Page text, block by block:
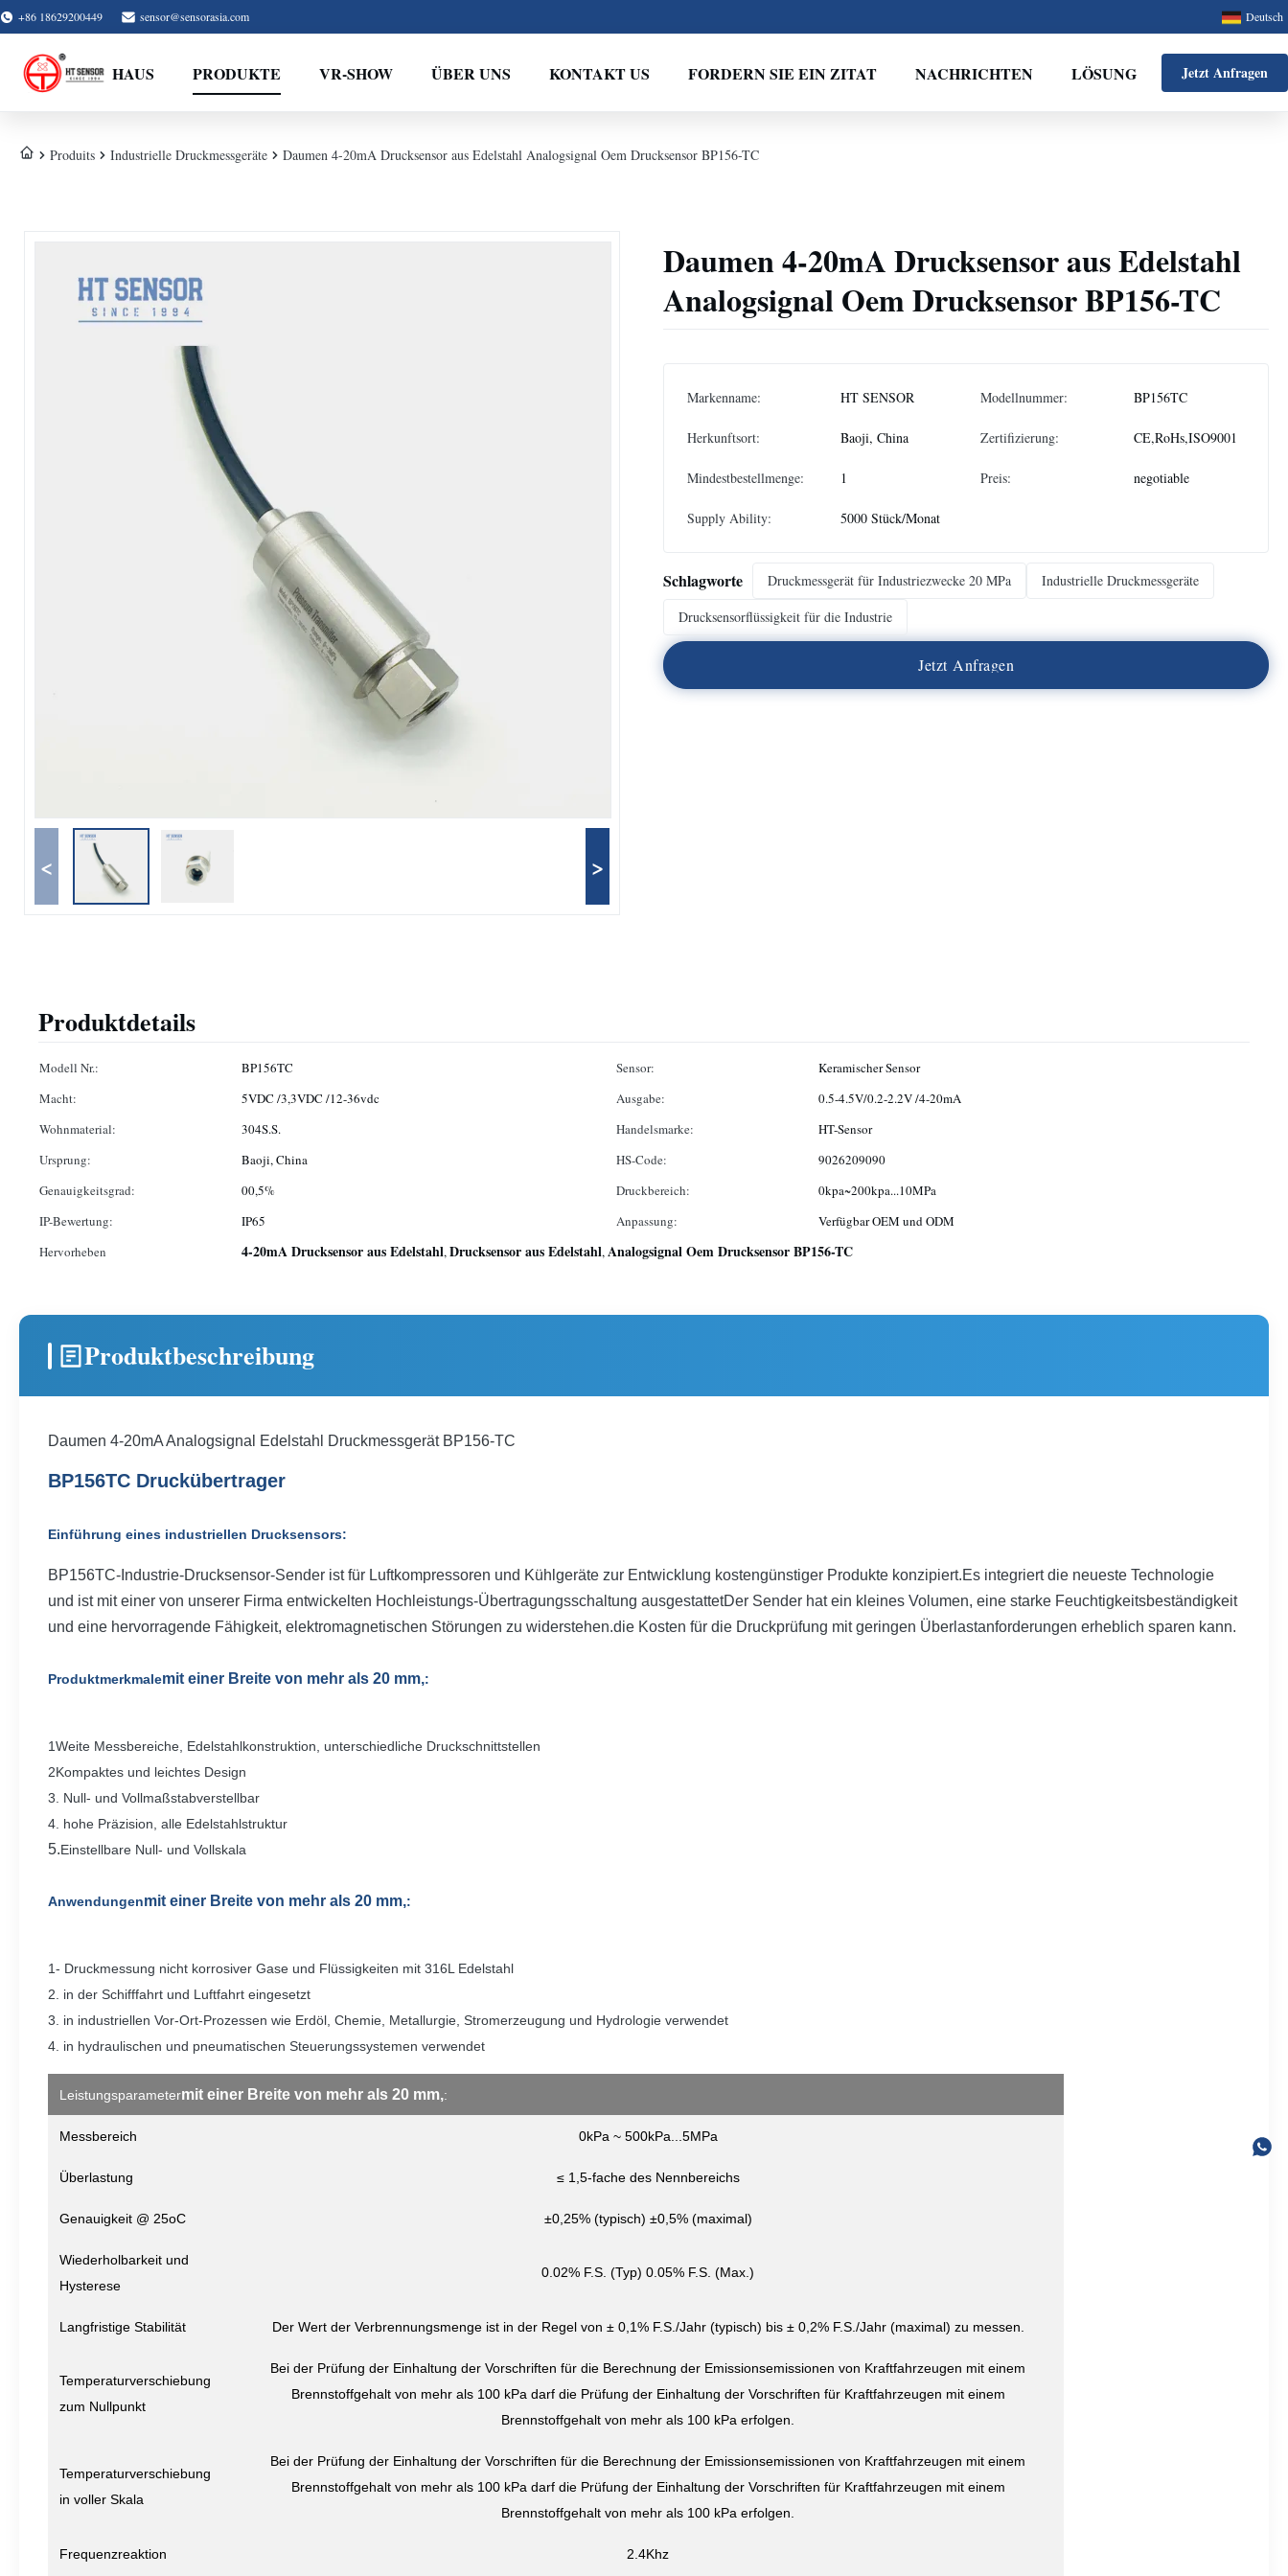
+86 18629200449 sensor@sensorasia.com Deutsch
HAUS PRODUKTE VR-SHOW ÜBER UNS KONTAKT US FORDERN SIE EIN ZITAT NACHRICHTEN LÖSUNG Jetzt Anfragen
Produits Industrielle Druckmessgeräte Daumen 4-20mA Drucksensor aus Edelstahl Analogsignal Oem Drucksensor BP156-TC
< >
Daumen 4-20mA Drucksensor aus Edelstahl
Analogsignal Oem Drucksensor BP156-TC
Markenname: HT SENSOR Modellnummer: BP156TC
Herkunftsort: Baoji, China Zertifizierung: CE,RoHs,ISO9001
Mindestbestellmenge: 1 Preis: negotiable
Supply Ability: 5000 Stück/Monat
Schlagworte Druckmessgerät für Industriezwecke 20 MPa
Industrielle Druckmessgeräte
Drucksensorflüssigkeit für die Industrie
Jetzt Anfragen
Produktdetails
Modell Nr.: BP156TC Sensor:
Keramischer Sensor
Macht:
5VDC /3,3VDC /12-36vdc Ausgabe:
0.5-4.5V/0.2-2.2V /4-20mA
Wohnmaterial:
304S.S. Handelsmarke:
HT-Sensor
Ursprung:
Baoji, China HS-Code:
9026209090
Genauigkeitsgrad:
00,5% Druckbereich:
0kpa~200kpa...10MPa
IP-Bewertung:
IP65 Anpassung:
Verfügbar OEM und ODM
Hervorheben
4-20mA Drucksensor aus Edelstahl,Drucksensor aus Edelstahl,Analogsignal Oem Drucksensor BP156-TC
Produktbeschreibung
Daumen 4-20mA Analogsignal Edelstahl Druckmessgerät BP156-TC
BP156TC Druckübertrager
Einführung eines industriellen Drucksensors:
BP156TC-Industrie-Drucksensor-Sender ist für Luftkompressoren und Kühlgeräte zur Entwicklung kostengünstiger Produkte konzipiert.Es integriert die neueste Technologie
und ist mit einer von unserer Firma entwickelten Hochleistungs-Übertragungsschaltung ausgestattetDer Sender hat ein kleines Volumen, eine starke Feuchtigkeitsbeständigkeit
und eine hervorragende Fähigkeit, elektromagnetischen Störungen zu widerstehen.die Kosten für die Druckprüfung mit geringen Überlastanforderungen erheblich sparen kann.
Produktmerkmalemit einer Breite von mehr als 20 mm,:
1Weite Messbereiche, Edelstahlkonstruktion, unterschiedliche Druckschnittstellen
2Kompaktes und leichtes Design
3. Null- und Vollmaßstabverstellbar
4. hohe Präzision, alle Edelstahlstruktur
5.Einstellbare Null- und Vollskala
Anwendungenmit einer Breite von mehr als 20 mm,:
1- Druckmessung nicht korrosiver Gase und Flüssigkeiten mit 316L Edelstahl
2. in der Schifffahrt und Luftfahrt eingesetzt
3. in industriellen Vor-Ort-Prozessen wie Erdöl, Chemie, Metallurgie, Stromerzeugung und Hydrologie verwendet
4. in hydraulischen und pneumatischen Steuerungssystemen verwendet
Leistungsparametermit einer Breite von mehr als 20 mm,:
Messbereich 0kPa ~ 500kPa...5MPa
Überlastung ≤ 1,5-fache des Nennbereichs
Genauigkeit @ 25oC ±0,25% (typisch) ±0,5% (maximal)
Wiederholbarkeit und
Hysterese
0.02% F.S. (Typ) 0.05% F.S. (Max.)
Langfristige Stabilität Der Wert der Verbrennungsmenge ist in der Regel von ± 0,1% F.S./Jahr (typisch) bis ± 0,2% F.S./Jahr (maximal) zu messen.
Temperaturverschiebung
zum Nullpunkt
Bei der Prüfung der Einhaltung der Vorschriften für die Berechnung der Emissionsemissionen von Kraftfahrzeugen mit einem
Brennstoffgehalt von mehr als 100 kPa darf die Prüfung der Einhaltung der Vorschriften für Kraftfahrzeugen mit einem
Brennstoffgehalt von mehr als 100 kPa erfolgen.
Temperaturverschiebung
in voller Skala
Bei der Prüfung der Einhaltung der Vorschriften für die Berechnung der Emissionsemissionen von Kraftfahrzeugen mit einem
Brennstoffgehalt von mehr als 100 kPa darf die Prüfung der Einhaltung der Vorschriften für Kraftfahrzeugen mit einem
Brennstoffgehalt von mehr als 100 kPa erfolgen.
Frequenzreaktion 2.4Khz